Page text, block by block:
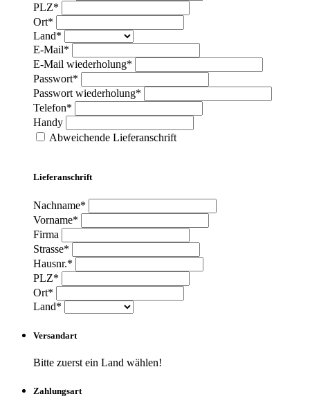
PLZ*
Ort*
Land*
E-Mail*
E-Mail wiederholung*
Passwort*
Passwort wiederholung*
Telefon*
Handy
Abweichende Lieferanschrift
Lieferanschrift
Nachname*
Vorname*
Firma
Strasse*
Hausnr.*
PLZ*
Ort*
Land*
Versandart
Bitte zuerst ein Land wählen!
Zahlungsart